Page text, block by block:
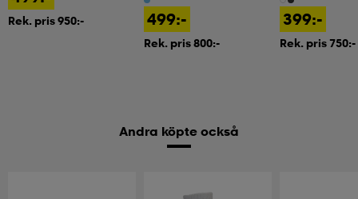
Rek. pris 950:- 499:-
Rek. pris 800:-
399:-
Rek. pris 750:-
Andra köpte också